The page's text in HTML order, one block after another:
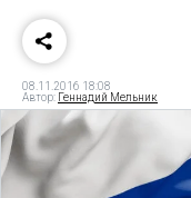
08.11.2016 18:08
Автор: Геннадий Мельник